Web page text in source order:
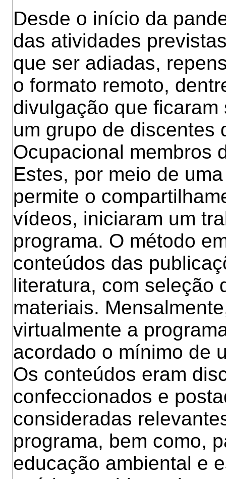
Desde o início da
das atividades
que ser adiadas,
o formato remoto,
divulgação que
um grupo de discentes
Ocupacional membros
Estes, por meio de
permite o
vídeos, iniciaram um
programa. O método
conteúdos das
literatura, com seleção
materiais.
virtualmente a
acordado o mínimo de
Os conteúdos eram
confeccionados e
consideradas
programa, bem como,
educação ambiental e